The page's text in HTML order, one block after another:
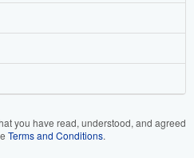
you have read, understood, and agreed
Terms and Conditions.